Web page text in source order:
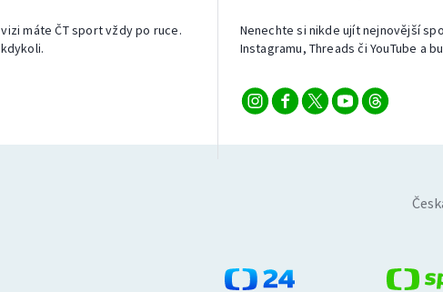
máte ČT sport vždy po ruce.
Nenechte si nikde ujít nejnovější
Instagramu, Threads či YouTube a